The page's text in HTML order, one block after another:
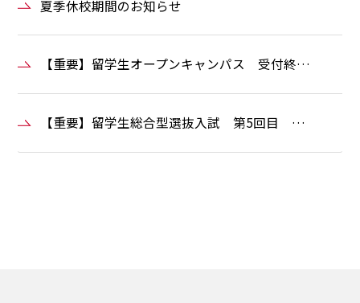
夏季休校期間のお知らせ
【重要】留学生オープンキャンパス 受付終…
【重要】留学生総合型選抜入試 第5回目 …